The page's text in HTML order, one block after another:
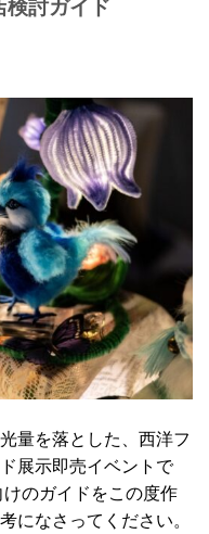
検討ガイド
量を落とした、西洋フ
展示即売イベントで
のガイドをこの度作
になさってください。